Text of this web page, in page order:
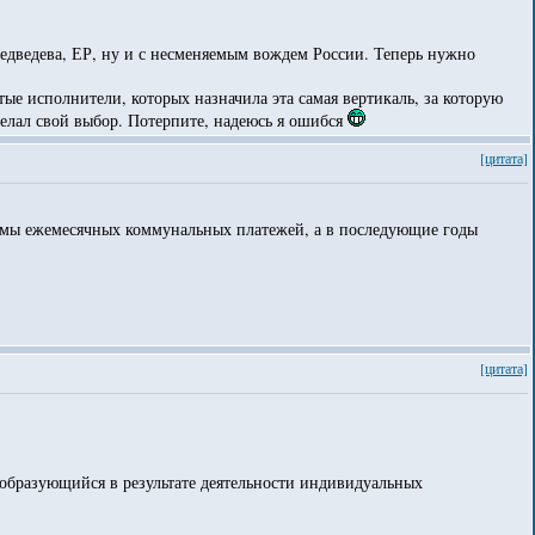
ЕР, ну и с несменяемым вождем России. Теперь нужно
исполнители, которых назначила эта самая вертикаль, за которую
свой выбор. Потерпите, надеюсь я ошибся
[цитата]
ежемесячных коммунальных платежей, а в последующие годы
[цитата]
в результате деятельности индивидуальных